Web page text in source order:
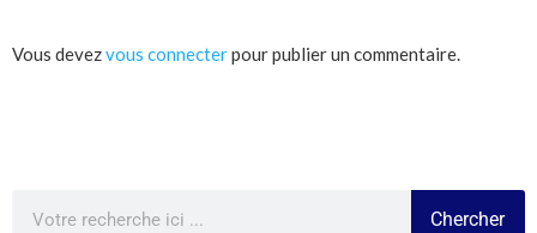
Vous devezvous connecterpour publier un commentaire.
Chercher